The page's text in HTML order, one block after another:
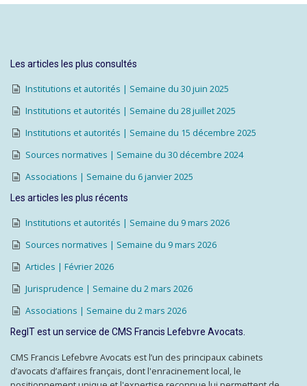
Les articles les plus consultés
Institutions et autorités | Semaine du 30 juin 2025
Institutions et autorités | Semaine du 28 juillet 2025
Institutions et autorités | Semaine du 15 décembre 2025
Sources normatives | Semaine du 30 décembre 2024
Associations | Semaine du 6 janvier 2025
Les articles les plus récents
Institutions et autorités | Semaine du 9 mars 2026
Sources normatives | Semaine du 9 mars 2026
Articles | Février 2026
Jurisprudence | Semaine du 2 mars 2026
Associations | Semaine du 2 mars 2026
RegIT est un service de CMS Francis Lefebvre Avocats.
CMS Francis Lefebvre Avocats est l’un des principaux cabinets
d’avocats d’affaires français, dont l'enracinement local, le